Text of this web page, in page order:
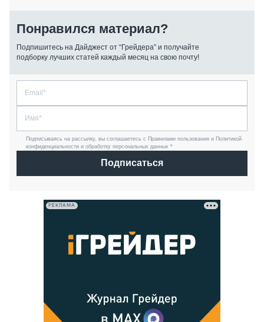
Понравился материал?
Подпишитесь на Дайджест от “Грейдера” и получайте
подборку лучших статей каждый месяц на свою почту!
Подписываясь на рассылку, вы соглашаетесь с Правилами пользования и Политикой
конфиденциальности и обработку персональных данных *
Подписаться
РЕКЛАМА